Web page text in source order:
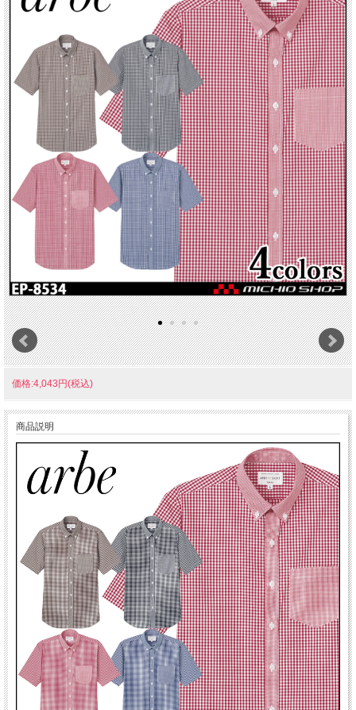
価格:4,043円(税込)
商品説明